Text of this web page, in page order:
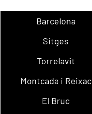
Barcelona
Sitges
Torrelavit
Montcada i Reixac
El Bruc